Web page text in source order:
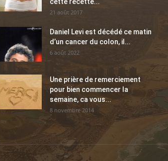
21 août 2017
Daniel Levi est décédé ce matin
d’un cancer du colon, il...
6 août 2022
Une prière de remerciement
pour bien commencer la
semaine, ca vous...
8 novembre 2014